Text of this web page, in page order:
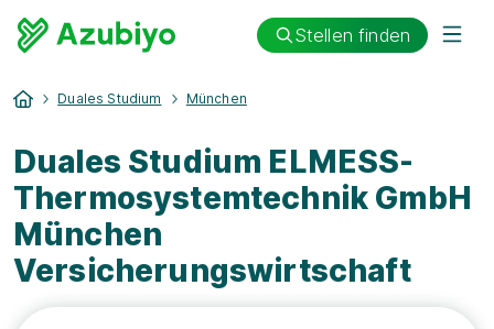
Stellen finden
Duales Studium München
Duales Studium ELMESS-
Thermosystemtechnik GmbH
München
Versicherungswirtschaft